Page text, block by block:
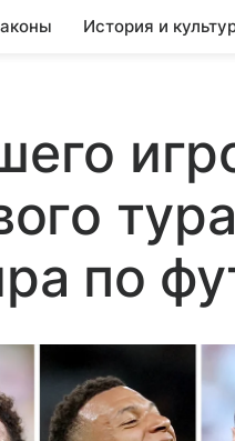
История и
тура
по